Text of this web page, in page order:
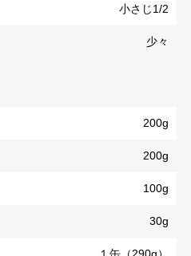
小さじ1/2
少々
200g
200g
100g
30g